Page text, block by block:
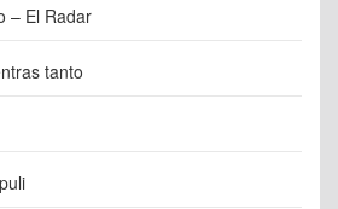
– El Radar
tanto